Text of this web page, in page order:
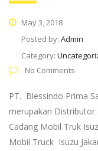
May 3, 2018
Posted by: Admin
Category:
No Comments
PT. Blessindo Prima
merupakan Distributor
Cadang Mobil Truk
Mobil Truck Isuzu